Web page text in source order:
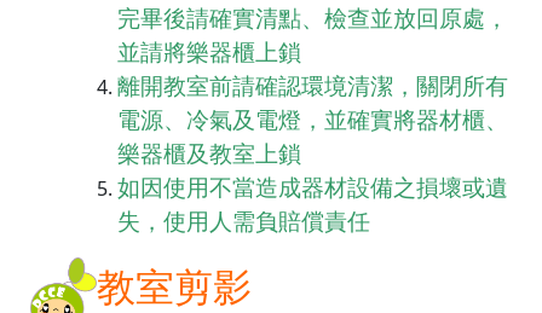
完畢後請確實清點、檢查並放回原處，
並請將樂器櫃上鎖
離開教室前請確認環境清潔，關閉所有
電源、冷氣及電燈，並確實將器材櫃、
樂器櫃及教室上鎖
如因使用不當造成器材設備之損壞或遺
失，使用人需負賠償責任
教室剪影